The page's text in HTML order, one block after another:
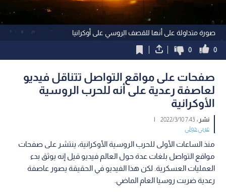
صورة متداولة على أنها للقصف الروسي على أوكرانيا
0
0
صفحات على مواقع التواصل تتناقل فيديو
لعاصفة رعدية على أنه للحرب الروسية
الأوكرانية
نشر :7:43 2022/3/10
|
عربي دولي
منذ الساعات الأولى للحرب الروسية الأوكرانية، ينتشر على صفحات
مواقع التواصل بلغات عدة حول العالم فيديو قيل إنه يوثق بدء
العمليات العسكرية. لكن هذا الفيديو في الحقيقة يصور عاصفة
رعدية ضربت روسيا العام الماضي.